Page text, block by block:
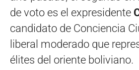
de voto es el expresidente
candidato de Conciencia
liberal moderado que
élites del oriente boliviano.